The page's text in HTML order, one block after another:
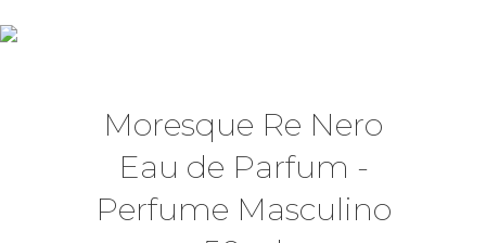
Moresque Re Nero
Eau de Parfum -
Perfume Masculino